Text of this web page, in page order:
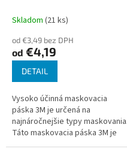
Skladom (21 ks)
od €3,49 bez DPH
od €4,19
DETAIL
Vysoko účinná maskovacia
páska 3M je určená na
najnáročnejšie typy maskovania.
Táto maskovacia páska 3M je
vhodná na dvojzložkové a